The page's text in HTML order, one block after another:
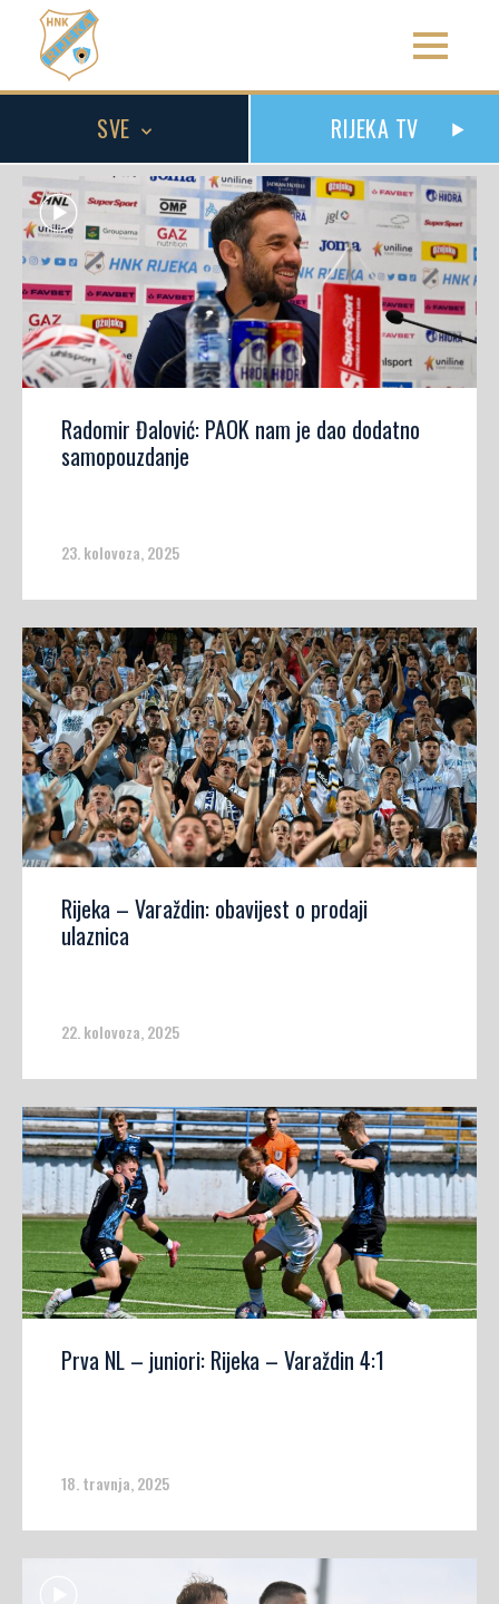
SVE RIJEKA TV
Radomir Đalović: PAOK nam je dao dodatno
samopouzdanje
23. kolovoza, 2025
Rijeka – Varaždin: obavijest o prodaji
ulaznica
22. kolovoza, 2025
Prva NL – juniori: Rijeka – Varaždin 4:1
18. travnja, 2025